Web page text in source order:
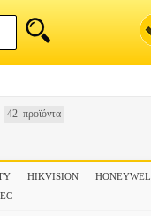
42 προϊόντα
HIKVISION